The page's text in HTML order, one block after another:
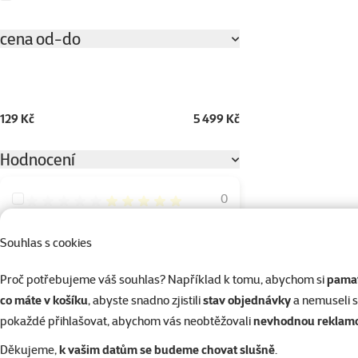
Souhlas s cookies
Proč potřebujeme váš souhlas? Například k tomu, abychom si
co máte v košíku, abyste snadno zjistilistav objednávkya nemuseli
pokaždé přihlašovat, abychom vás neobtěžovalinevhodnou
Děkujeme,k vašim datům se budeme chovat slušně.
cena od-do
129 Kč 5 499 Kč
Hodnocení
Hodnocení 100%
0
Hodnocení 40%
0
Hodnocení 20%
0